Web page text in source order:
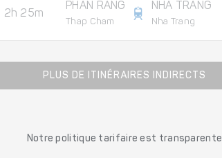
2h 25m
PHAN RANG
Thap Cham
NHA TRANG
Nha Trang
PLUS DE ITINÉRAIRES INDIRECTS
Notre politique tarifaire est transparente